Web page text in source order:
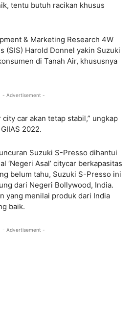
tentu butuh racikan khusus
& Marketing Research 4W
(SIS) Harold Donnel yakin Suzuki
di Tanah Air, khususnya
- Advertisement -
car akan tetap stabil,” ungkap
2022.
Suzuki S-Presso dihantui
‘Negeri Asal’ citycar berkapasitas
belum tahu, Suzuki S-Presso ini
dari Negeri Bollywood, India.
yang menilai produk dari India
baik.
- Advertisement -